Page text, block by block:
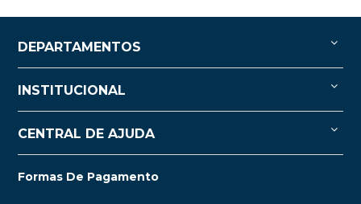
DEPARTAMENTOS
INSTITUCIONAL
CENTRAL DE AJUDA
Formas De Pagamento